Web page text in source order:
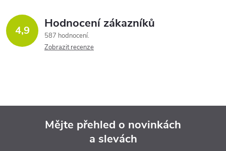
4,9 Hodnocení zákazníků
587 hodnocení
Zobrazit recenze
Mějte přehled o novinkách
a slevách